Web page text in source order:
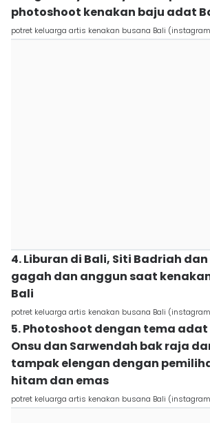
photoshoot kenakan baju adat
potret keluarga artis kenakan busana Bali
4. Liburan di Bali, Siti Badriah
gagah dan anggun saat
Bali
potret keluarga artis kenakan busana Bali
5. Photoshoot dengan tema adat
Onsu dan Sarwendah bak raja
tampak elengan dengan
hitam dan emas
potret keluarga artis kenakan busana Bali